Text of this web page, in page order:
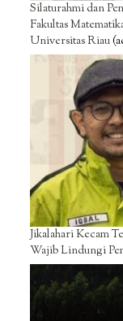
Silaturahmi dan
Fakultas
Universitas Riau
Jikalahari Kecam
Wajib Lindungi